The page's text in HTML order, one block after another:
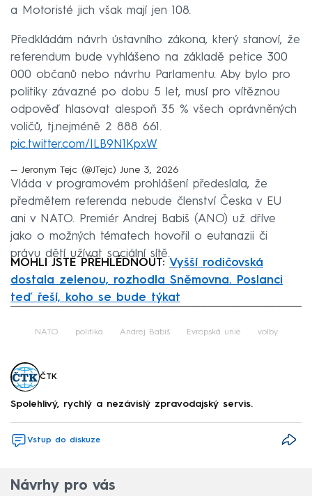
a Motoristé jich však mají jen 108.
Předkládám návrh ústavního zákona, který stanoví, že
referendum bude vyhlášeno na základě petice 300
000 občanů nebo návrhu Parlamentu. Aby bylo pro
politiky závazné po dobu 5 let, musí pro vítěznou
odpověď hlasovat alespoň 35 % všech oprávněných
voličů, tj.nejméně 2 888 661.
pic.twitter.com/ILB9N1KpxW
— Jeronym Tejc (@JTejc) June 3, 2026
Vláda v programovém prohlášení předeslala, že
předmětem referenda nebude členství Česka v EU
ani v NATO. Premiér Andrej Babiš (ANO) už dříve
jako o možných tématech hovořil o eutanazii či
právu dětí užívat sociální sítě.
MOHLI JSTE PŘEHLÉDNOUT: Vyšší rodičovská
dostala zelenou, rozhodla Sněmovna. Poslanci
teď řeší, koho se bude týkat
NATO politika Andrej Babiš Evropská unie volby
ČTK
Spolehlivý, rychlý a nezávislý zpravodajský servis.
Vstup do diskuze
Návrhy pro vás